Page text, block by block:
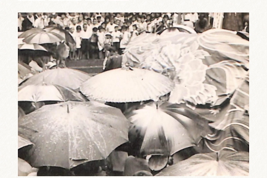
お祭りカレンダー
南砺文化地図
写真館
郷土資料
NANTO Wiki
市内団体の方